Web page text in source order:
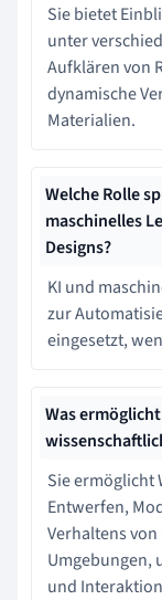
Sie bietet
unter
Aufklären von
dynamische
Materialien.
Welche Rolle
maschinelles
Designs?
KI und
zur
eingesetzt,
Was
Sie ermöglicht
Entwerfen,
Verhaltens
Umgebungen,
und